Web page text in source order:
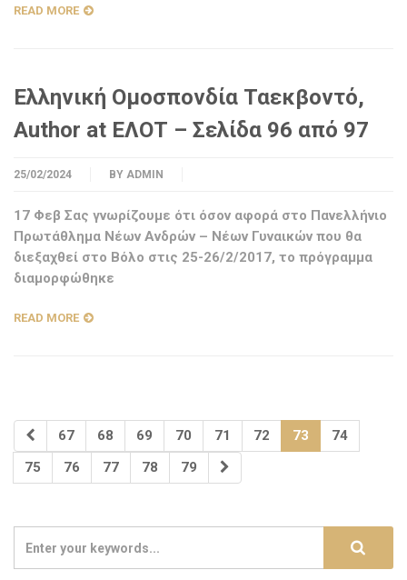
READ MORE
Ελληνική Ομοσπονδία Ταεκβοντό,
Author at ΕΛΟΤ – Σελίδα 96 από 97
25/02/2024 BY ADMIN
17 Φεβ Σας γνωρίζουμε ότι όσον αφορά στο Πανελλήνιο
Πρωτάθλημα Νέων Ανδρών – Νέων Γυναικών που θα
διεξαχθεί στο Βόλο στις 25-26/2/2017, το πρόγραμμα
διαμορφώθηκε
READ MORE
67 68 69 70 71 72 73
74
75
76 77 78 79